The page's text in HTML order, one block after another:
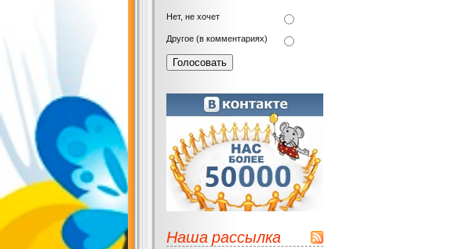
Нет, не хочет
Другое (в комментариях)
Наша рассылка